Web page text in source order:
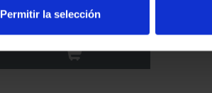
Permitir la selección
163,00 €